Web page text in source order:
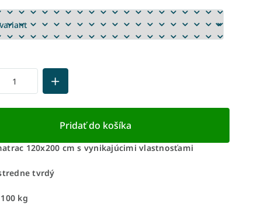
Pridať do košíka
120x200 cm s vynikajúcimi vlastnosťami
tvrdý
100 kg